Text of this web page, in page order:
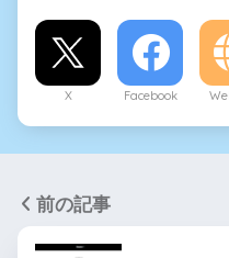
X Facebook
前の記事